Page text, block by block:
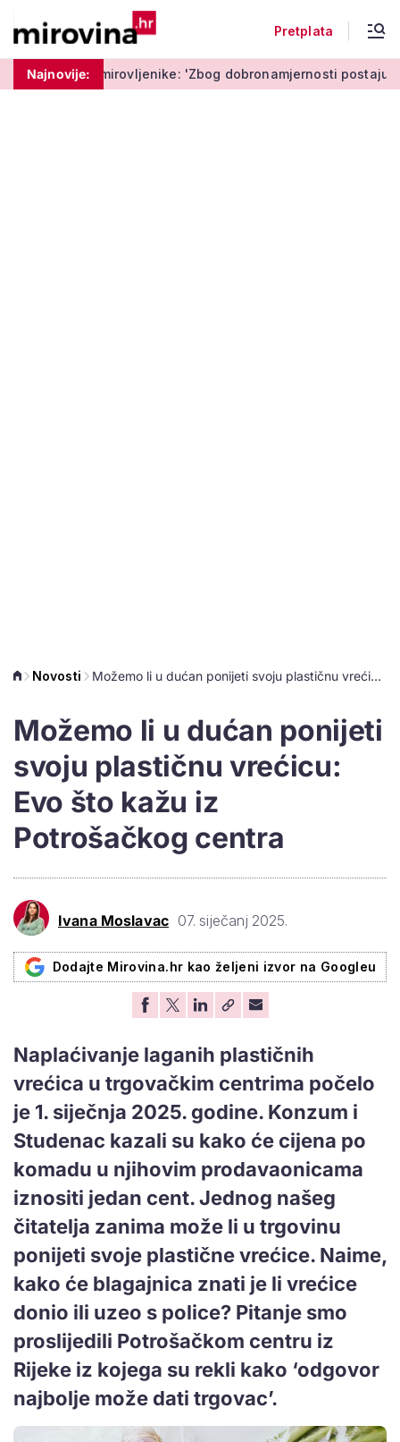
Pretplata
Najnovije:'Zbog dobronamjernosti postaju meta prijevare'
Novosti Možemo li u dućan ponijeti svoju plastičnu vrećicu: Evo što kažu iz Potrošačkog centra
Možemo li u dućan ponijeti
svoju plastičnu vrećicu:
Evo što kažu iz
Potrošačkog centra
Ivana Moslavac 07. siječanj 2025.
Dodajte Mirovina.hr kao željeni izvor na Googleu
Naplaćivanje laganih plastičnih
vrećica u trgovačkim centrima počelo
je 1. siječnja 2025. godine. Konzum i
Studenac kazali su kako će cijena po
komadu u njihovim prodavaonicama
iznositi jedan cent. Jednog našeg
čitatelja zanima može li u trgovinu
ponijeti svoje plastične vrećice. Naime,
kako će blagajnica znati je li vrećice
donio ili uzeo s police? Pitanje smo
proslijedili Potrošačkom centru iz
Rijeke iz kojega su rekli kako ‘odgovor
najbolje može dati trgovac’.